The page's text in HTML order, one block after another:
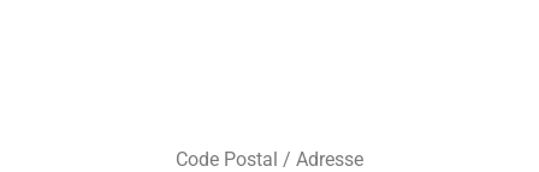
Code Postal / Adresse